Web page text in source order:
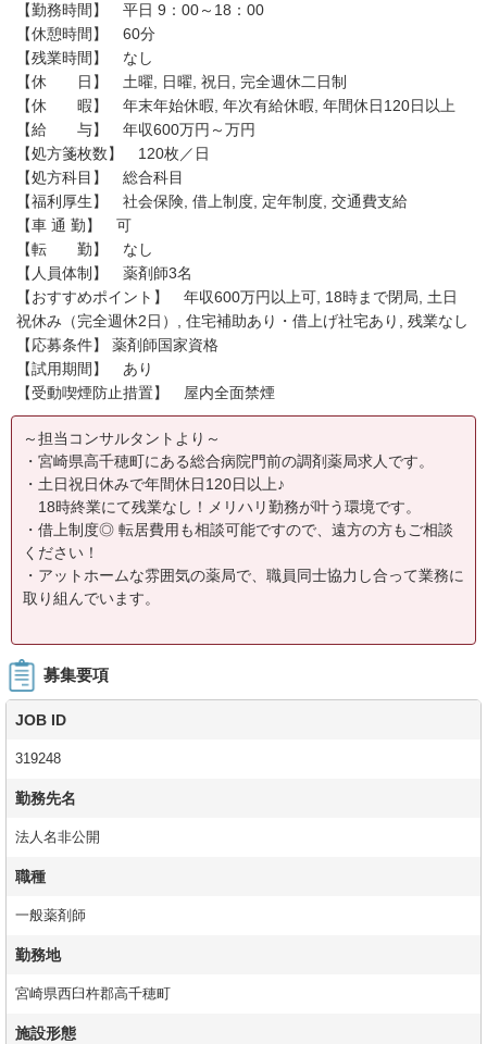
【勤務時間】 平日 9：00～18：00
【休憩時間】 60分
【残業時間】 なし
【休 日】 土曜, 日曜, 祝日, 完全週休二日制
【休 暇】 年末年始休暇, 年次有給休暇, 年間休日120日以上
【給 与】 年収600万円～万円
【処方箋枚数】 120枚／日
【処方科目】 総合科目
【福利厚生】 社会保険, 借上制度, 定年制度, 交通費支給
【車 通 勤】 可
【転 勤】 なし
【人員体制】 薬剤師3名
【おすすめポイント】 年収600万円以上可, 18時まで閉局, 土日
祝休み（完全週休2日）, 住宅補助あり・借上げ社宅あり, 残業なし
【応募条件】 薬剤師国家資格
【試用期間】 あり
【受動喫煙防止措置】 屋内全面禁煙
～担当コンサルタントより～
・宮崎県高千穂町にある総合病院門前の調剤薬局求人です。
・土日祝日休みで年間休日120日以上♪
18時終業にて残業なし！メリハリ勤務が叶う環境です。
・借上制度◎ 転居費用も相談可能ですので、遠方の方もご相談
ください！
・アットホームな雰囲気の薬局で、職員同士協力し合って業務に
取り組んでいます。
募集要項
JOB ID
319248
勤務先名
法人名非公開
職種
一般薬剤師
勤務地
宮崎県西臼杵郡高千穂町
施設形態